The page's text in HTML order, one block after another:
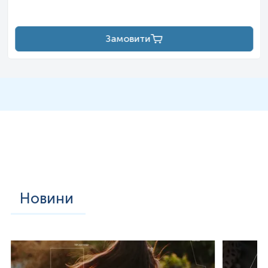
вважається, що вона пов’язана з поєднанням генетичних
факторів і факторів навколишнього середовища. В основі
механізму лежить аутоімунне руйнування бета-клітин
наріжними каменями лікування. Якщо захворювання не
лікувати, воно може викликати багато ускладнень з
захворювання, інсульт, ниркову недостатність, виразки
стоп і пошкодження очей. Крім того, оскільки інсулін
знижує рівень глюкози в крові, ускладнення можуть
Замовити
Новини